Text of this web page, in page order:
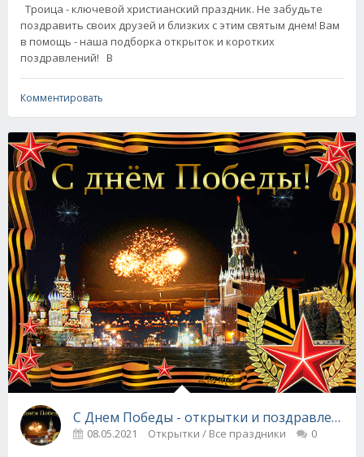
Троица - ключевой христианский праздник. Не забудьте
поздравить своих друзей и близких с этим святым днем! Вам
в помощь - наша подборка открыток и коротких
поздравлений! В
Комментировать
С Днем Победы - открытки и поздравления
08.05.2021 Открытки / Все праздники 0